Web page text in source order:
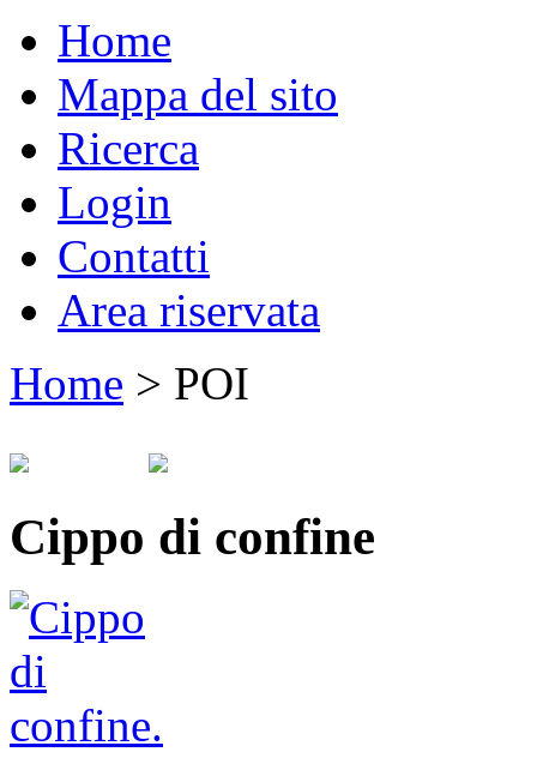
Home
Mappa del sito
Ricerca
Login
Contatti
Area riservata
Home > POI
Cippo di confine